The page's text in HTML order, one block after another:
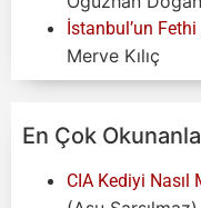
İstanbul’un Fethi
Merve Kılıç
En Çok
CIA Kediyi